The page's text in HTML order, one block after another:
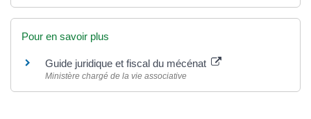
Pour en savoir plus
Guide juridique et fiscal du mécénat
Ministère chargé de la vie associative